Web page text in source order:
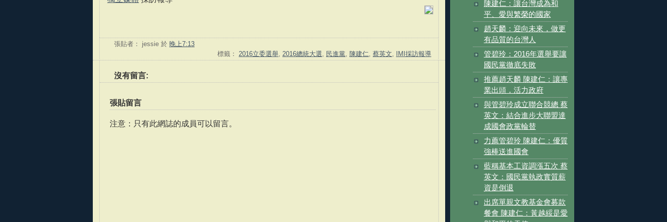
張貼者： jessie 於 晚上7:13
標籤： 2016立委選舉 2016總統大選 民進黨 陳建仁 蔡英文 IMI採訪報導
沒有留言:
張貼留言
注意：只有此網誌的成員可以留言。
陳建仁：讓台灣成為和
平、愛與繁榮的國家
趙天麟：迎向未來，做更
有品質的台灣人
管碧玲：2016年選舉要讓
國民黨徹底失敗
推薦趙天麟 陳建仁：讓專
業出頭，活力政府
與管碧玲成立聯合競總 蔡
英文：結合進步大聯盟達
成國會政黨輪替
力薦管碧玲 陳建仁：優質
強棒送進國會
藍稱基本工資調漲五次 蔡
英文：國民黨執政實質薪
資是倒退
出席單親文教基金會募款
餐會 陳建仁：黃越綏是愛